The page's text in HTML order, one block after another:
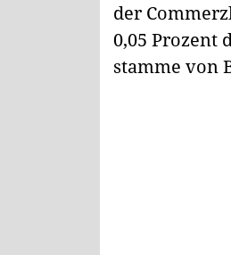
der
0,05 Prozent
stamme von